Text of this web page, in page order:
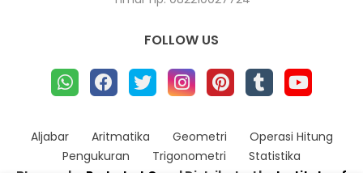
FOLLOW US
Aljabar Aritmatika Geometri
Operasi Hitung
Pengukuran
Trigonometri
Statistika